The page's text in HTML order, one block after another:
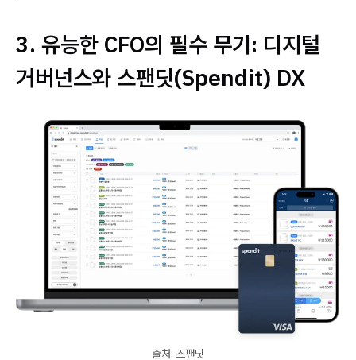
3. 유능한 CFO의 필수 무기: 디지털
거버넌스와 스팬딧(Spendit) DX
출처: 스팬딧